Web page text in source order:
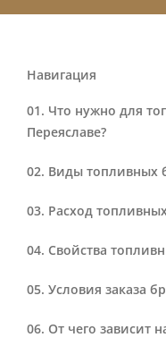
Навигация
Что нужно для
Переяславе?
Виды топливных
Расход
Свойства
Условия заказа
От чего зависит